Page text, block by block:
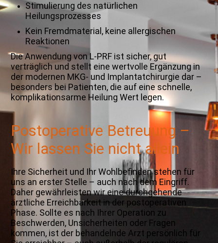
Stimulierung des natürlichen
Heilungsprozesses
Kein Fremdmaterial, keine allergischen
Reaktionen
Die Anwendung von L-PRF ist sicher, gut
verträglich und stellt eine wertvolle Ergänzung in
der modernen MKG- und Implantatchirurgie dar –
besonders bei Patienten, die auf eine schnelle,
komplikationsarme Heilung Wert legen.
Postoperative Betreuung –
Wir lassen Sie nicht allein
Ihre Sicherheit und Ihr Wohlbefinden stehen für
uns an erster Stelle – auch nach dem Eingriff.
Daher gewährleisten wir eine durchgehende
ärztliche Erreichbarkeit in der postoperativen
Phase. Sollte es nach Ihrer Operation zu
Beschwerden, Unsicherheiten oder Fragen
kommen, ist der behandelnde Arzt persönlich für